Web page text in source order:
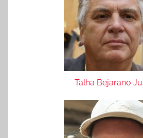
Talha Bejarano